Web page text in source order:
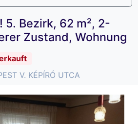
5. Bezirk, 62 m², 2-
Zustand, Wohnung
V. KÉPÍRÓ UTCA